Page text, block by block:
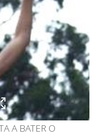
A BATER O